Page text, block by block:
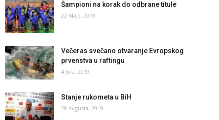
Šampioni na korak do odbrane titule
22 Maja, 2019
Večeras svečano otvaranje Evropskog
prvenstva u raftingu
4 Jula, 2019
Stanje rukometa u BiH
28 Avgusta, 2019